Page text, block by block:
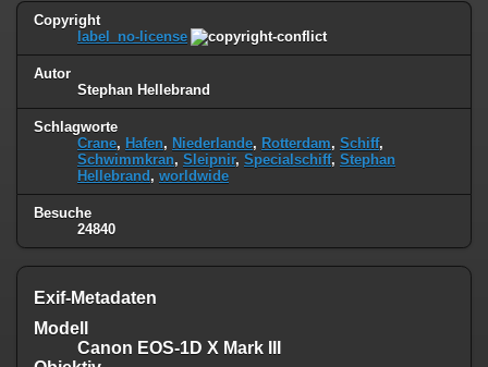
Copyright
label_no-license
Autor
Stephan Hellebrand
Schlagworte
Crane, Hafen, Niederlande, Rotterdam, Schiff,
Schwimmkran, Sleipnir, Specialschiff, Stephan
Hellebrand , worldwide
Besuche
24840
Exif-Metadaten
Modell
Canon EOS-1D X Mark III